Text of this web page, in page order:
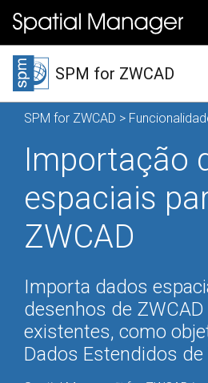
SPM for ZWCAD
SPM for ZWCAD >
Importação
espaciais
ZWCAD
Importa dados
desenhos de
existentes, como
Dados Estendidos de